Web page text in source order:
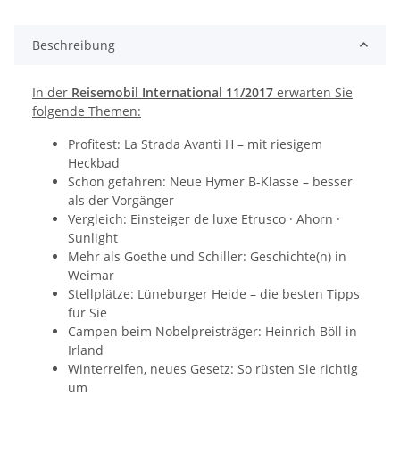
Beschreibung
In der Reisemobil International 11/2017 erwarten Sie
folgende Themen:
Profitest: La Strada Avanti H – mit riesigem
Heckbad
Schon gefahren: Neue Hymer B-Klasse – besser
als der Vorgänger
Vergleich: Einsteiger de luxe Etrusco · Ahorn ·
Sunlight
Mehr als Goethe und Schiller: Geschichte(n) in
Weimar
Stellplätze: Lüneburger Heide – die besten Tipps
für Sie
Campen beim Nobelpreisträger: Heinrich Böll in
Irland
Winterreifen, neues Gesetz: So rüsten Sie richtig
um